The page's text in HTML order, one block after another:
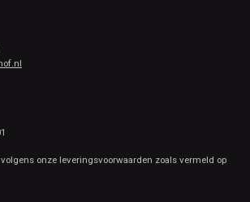
onze leveringsvoorwaarden zoals vermeld op